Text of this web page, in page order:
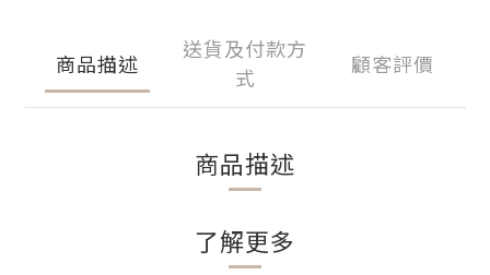
商品描述
送貨及付款方
式
顧客評價
商品描述
了解更多